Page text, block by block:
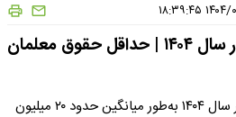
افزایش حقوق معلمان در سال ۱۴۰۴ | حداقل حقوق معلمان
می‌توان گفت حقوق معلمان در سال ۱۴۰۴ به‌طور میانگین حدود ۲۰ میلیون